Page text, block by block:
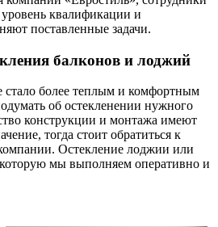
квалификации и
поставленные задачи.
балконов и лоджий
более теплым и комфортным
об остекленении нужного
конструкции и монтажа имеют
тогда стоит обратиться к
Остекление лоджии или
которую мы выполняем оперативно и